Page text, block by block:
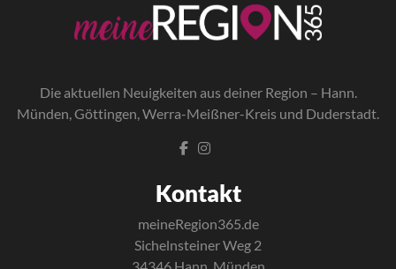
Die aktuellen Neuigkeiten aus deiner Region – Hann.
Münden, Göttingen, Werra-Meißner-Kreis und Duderstadt.
Kontakt
meineRegion365.de
Sichelnsteiner Weg 2
34346 Hann. Münden